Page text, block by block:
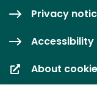
Privacy
About